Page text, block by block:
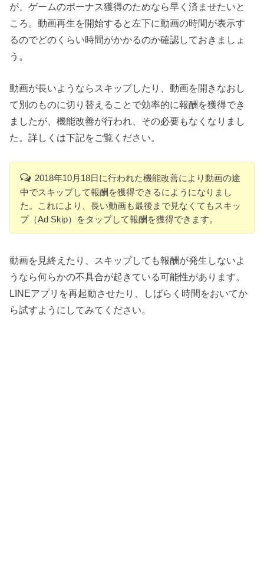
が、ゲームのボーナス獲得のためなら早く済ませたいと
ころ。動画再生を開始すると左下に動画の時間が表示す
るのでどのくらい時間がかかるのか確認しておきましょ
う。
動画が長いようならスキップしたり、動画を開きなおし
て別のものに切り替えることで効率的に報酬を獲得でき
ましたが、機能改善が行われ、その必要もなくなりまし
た。詳しくは下記をご覧ください。
2018年10月18日に行われた機能改善により動画の途
中でスキップして報酬を獲得できるにようになりまし
た。これにより、長い動画も最後まで見なくてもスキッ
プ（Ad Skip）をタップして報酬を獲得できます。
動画を見終えたり、スキップしても報酬が発生しないよ
うなら何らかの不具合が起きている可能性があります。
LINEアプリを再起動させたり、しばらく時間をおいてか
ら試すようにしてみてください。